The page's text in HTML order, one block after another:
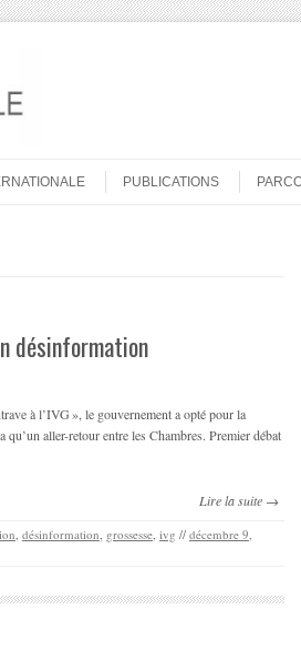
PUBLICATIONS
désinformation
à l’IVG », le gouvernement a opté pour la
qu’un aller-retour entre les Chambres. Premier débat
Lire la suite →
désinformation grossesse ivg // décembre 9,